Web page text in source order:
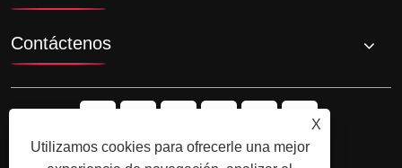
Contáctenos
X
Utilizamos cookies para ofrecerle una mejor